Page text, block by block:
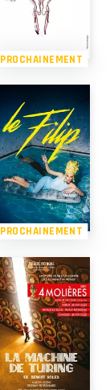
PROCHAINEMENT
PROCHAINEMENT